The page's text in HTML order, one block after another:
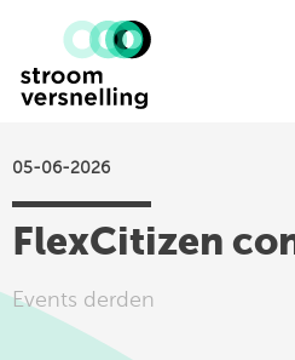
Stroomversnelling
agenda
leden
05-06-2026
FlexCitizen
Events derden